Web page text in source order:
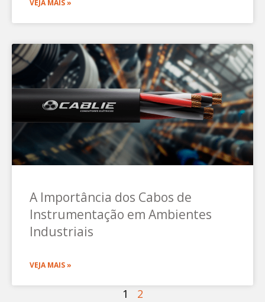
VEJA MAIS »
A Importância dos Cabos de
Instrumentação em Ambientes
Industriais
VEJA MAIS »
1 2